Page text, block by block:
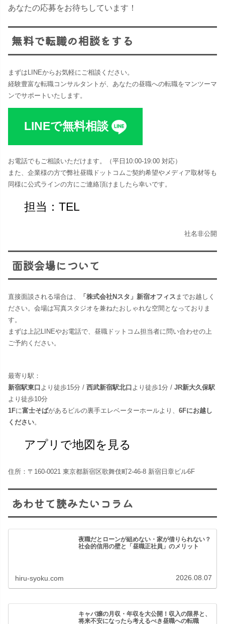
あなたの応募をお待ちしています！
無料で転職の相談をする
まずはLINEからお気軽にご相談ください。
経験豊富な転職コンサルタントが、あなたの昼職への転職をマンツーマ
ンでサポートいたします。
LINEで無料相談
お電話でもご相談いただけます。（平日10:00-19:00 対応​）
また、企業様の方で弊社昼職ドットコムご契約希望やメディア取材等も
同様に公式ラインの方にご連絡頂けましたら幸いです。
担当：TEL
社名非公開
面談会場について
直接面談される場合は、 「株式会社Nスタ」新宿オフィス までお越しく
ださい。​会場は写真スタジオを兼ねたおしゃれな空間となっておりま
す。
まずは上記LINEやお電話で、昼職ドットコム担当者に問い合わせの上
ご予約ください。
最寄り駅：
新宿駅東口 より徒歩15分 / 西武新宿駅北口 より徒歩1分 / JR新大久保駅
より徒歩10分
1Fに富士そばがあるビルの裏手エレベーターホールより、 6Fにお越し
ください。
アプリで地図を見る
住所：〒160-0021 東京都新宿区歌舞伎町2-46-8 新宿日章ビル6F
あわせて読みたいコラム
夜職だとローンが組めない・家が借りられない？
社会的信用の壁と「昼職正社員」のメリット
hiru-syoku.com 2026.08.07
キャバ嬢の月収・年収を大公開！収入の限界と、
将来不安になったら考えるべき昼職への転職